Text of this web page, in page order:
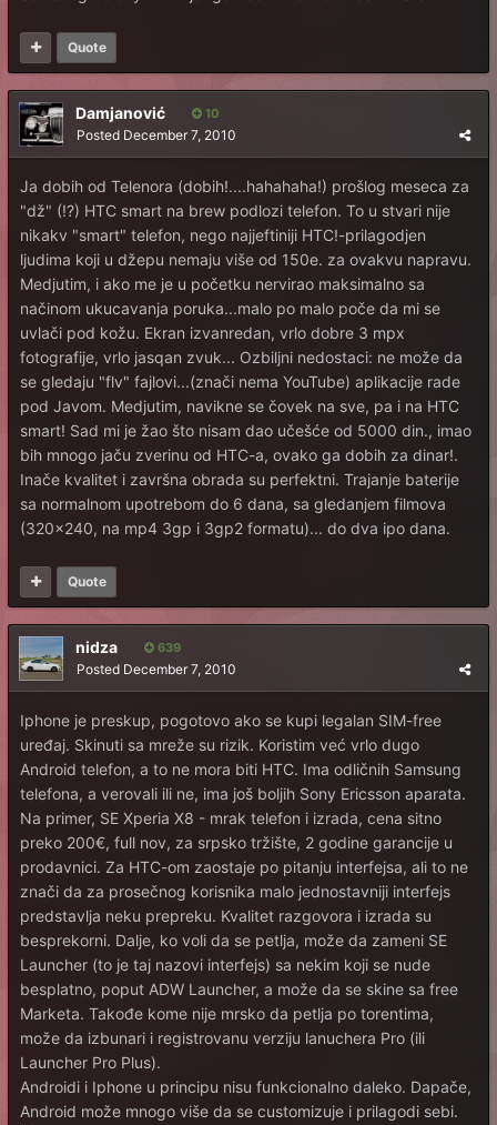
Quote
Damjanović 10
Posted December 7, 2010
Ja dobih od Telenora (dobih!....hahahaha!) prošlog meseca za
"dž" (!?) HTC smart na brew podlozi telefon. To u stvari nije
nikakv "smart" telefon, nego najjeftiniji HTC!-prilagodjen
ljudima koji u džepu nemaju više od 150e. za ovakvu napravu.
Medjutim, i ako me je u početku nervirao maksimalno sa
načinom ukucavanja poruka...malo po malo poče da mi se
uvlači pod kožu. Ekran izvanredan, vrlo dobre 3 mpx
fotografije, vrlo jasqan zvuk... Ozbiljni nedostaci: ne može da
se gledaju "flv" fajlovi...(znači nema YouTube) aplikacije rade
pod Javom. Medjutim, navikne se čovek na sve, pa i na HTC
smart! Sad mi je žao što nisam dao učešće od 5000 din., imao
bih mnogo jaču zverinu od HTC-a, ovako ga dobih za dinar!.
Inače kvalitet i završna obrada su perfektni. Trajanje baterije
sa normalnom upotrebom do 6 dana, sa gledanjem filmova
(320x240, na mp4 3gp i 3gp2 formatu)... do dva ipo dana.
Quote
nidza 639
Posted December 7, 2010
Iphone je preskup, pogotovo ako se kupi legalan SIM-free
uređaj. Skinuti sa mreže su rizik. Koristim već vrlo dugo
Android telefon, a to ne mora biti HTC. Ima odličnih Samsung
telefona, a verovali ili ne, ima još boljih Sony Ericsson aparata.
Na primer, SE Xperia X8 - mrak telefon i izrada, cena sitno
preko 200€, full nov, za srpsko tržište, 2 godine garancije u
prodavnici. Za HTC-om zaostaje po pitanju interfejsa, ali to ne
znači da za prosečnog korisnika malo jednostavniji interfejs
predstavlja neku prepreku. Kvalitet razgovora i izrada su
besprekorni. Dalje, ko voli da se petlja, može da zameni SE
Launcher (to je taj nazovi interfejs) sa nekim koji se nude
besplatno, poput ADW Launcher, a može da se skine sa free
Marketa. Takođe kome nije mrsko da petlja po torentima,
može da izbunari i registrovanu verziju lanuchera Pro (ili
Launcher Pro Plus).
Androidi i Iphone u principu nisu funkcionalno daleko. Dapače,
Android može mnogo više da se customizuje i prilagodi sebi.